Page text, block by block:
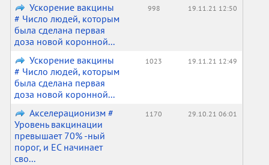
Ускорение вакцины
# Число людей, которым
была сделана первая
доза новой коронной...
998 19.11.21 12:50
Ускорение вакцины
# Число людей, которым
была сделана первая
доза новой коронной...
1023 19.11.21 12:49
Акселерационизм #
Уровень вакцинации
превышает 70% -ный
порог, и ЕС начинает
сво...
1170 29.10.21 06:01